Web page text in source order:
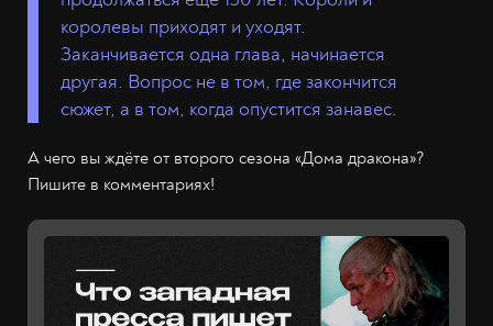
королевы приходят и уходят.
Заканчивается одна глава, начинается
другая. Вопрос не в том, где закончится
сюжет, а в том, когда опустится занавес.
А чего вы ждёте от второго сезона «Дома дракона»?
Пишите в комментариях!